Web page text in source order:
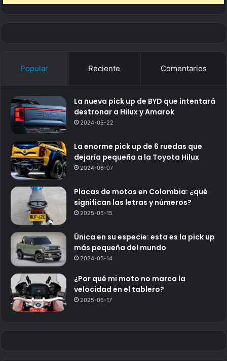
Popular Reciente Comentarios
La nueva pick up de BYD que intentará
destronar a Hilux y Amarok
2024-05-22
La enorme pick up de 6 ruedas que
dejaría pequeña a la Toyota Hilux
2024-06-07
Placas de motos en Colombia: ¿qué
significan las letras y números?
2025-05-15
Única en su especie: esta es la pick up
más pequeña del mundo
2024-05-14
¿Por qué mi moto no marca la
velocidad en el tablero?
2025-06-17